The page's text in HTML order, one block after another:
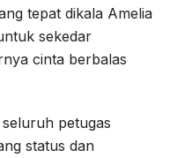
tepat dikala Amelia
sekedar
cinta berbalas
petugas
status dan